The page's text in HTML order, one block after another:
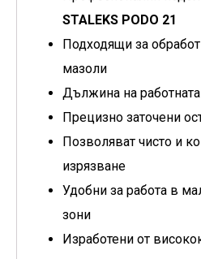
STALEKS PODO 21
Подходящи за
мазоли
Дължина на работната
Прецизно заточени
Позволяват чисто и
изрязване
Удобни за работа в
зони
Изработени от